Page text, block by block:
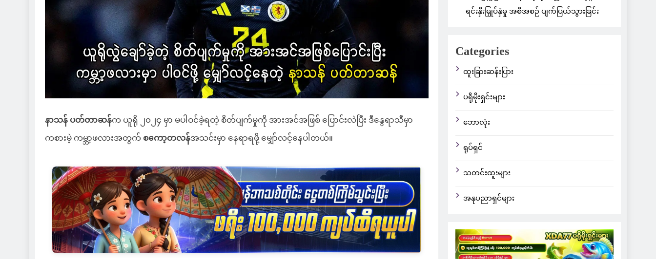
နာသန် ပတ်တာဆန်က ယူရို ၂၀၂၄ မှာ မပါဝင်ခဲ့ရတဲ့ စိတ်ပျက်မှုကို အားအင်အဖြစ် ပြောင်းလဲပြီး ဒီနွေရာသီမှာ
ကစားမဲ့ ကမ္ဘာ့ဖလားအတွက် စကော့တလန်အသင်းမှာ နေရာရဖို့ မျှော်လင့်နေပါတယ်။
ရင်းနှီးမြှုပ်နှံမှု အစီအစဉ် ပျက်ပြယ်သွားခြင်း
Categories
ထူးခြားဆန်းပြား
ပရိုမိုးရှင်းများ
ဘောလုံး
ရုပ်ရှင်
သတင်းထူးများ
အနုပညာရှင်များ